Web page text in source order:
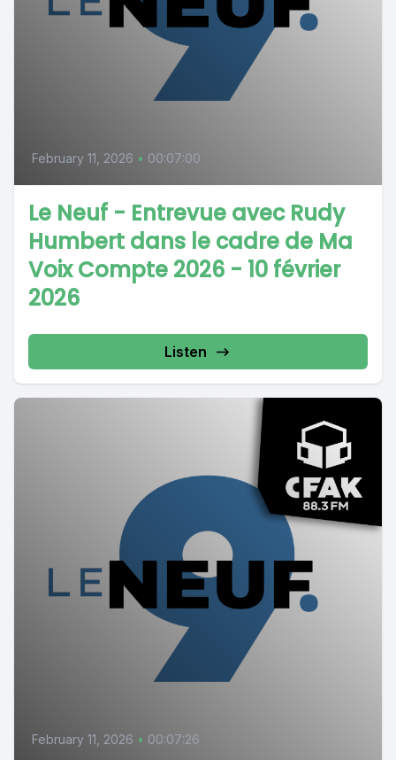
February 11, 2026 • 00:07:00
Le Neuf - Entrevue avec Rudy
Humbert dans le cadre de Ma
Voix Compte 2026 - 10 février
2026
Listen
February 11, 2026 • 00:07:26